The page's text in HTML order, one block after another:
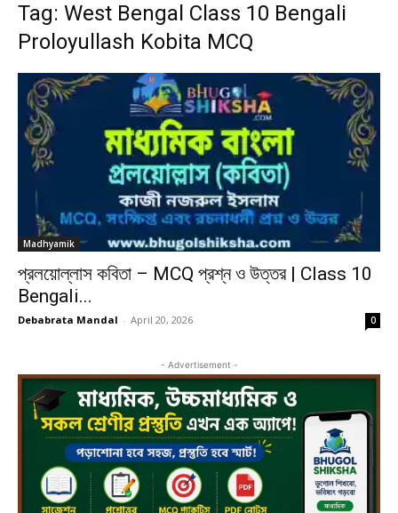
Tag: West Bengal Class 10 Bengali
Proloyullash Kobita MCQ
Madhyamik
প্রলয়োল্লাস কবিতা – MCQ প্রশ্ন ও উত্তর | Class 10
Bengali...
Debabrata Mandal - April 20, 2026 0
- Advertisement -